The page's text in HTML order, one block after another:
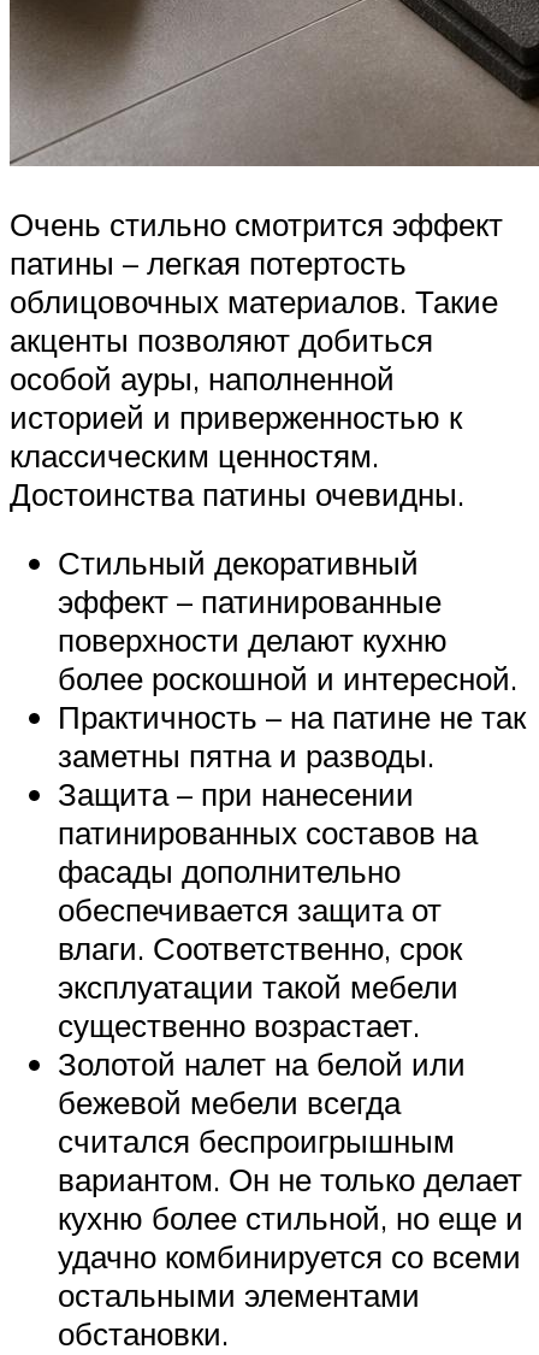
Очень стильно смотрится эффект
патины – легкая потертость
облицовочных материалов. Такие
акценты позволяют добиться
особой ауры, наполненной
историей и приверженностью к
классическим ценностям.
Достоинства патины очевидны.
Стильный декоративный
эффект – патинированные
поверхности делают кухню
более роскошной и интересной.
Практичность – на патине не так
заметны пятна и разводы.
Защита – при нанесении
патинированных составов на
фасады дополнительно
обеспечивается защита от
влаги. Соответственно, срок
эксплуатации такой мебели
существенно возрастает.
Золотой налет на белой или
бежевой мебели всегда
считался беспроигрышным
вариантом. Он не только делает
кухню более стильной, но еще и
удачно комбинируется со всеми
остальными элементами
обстановки.